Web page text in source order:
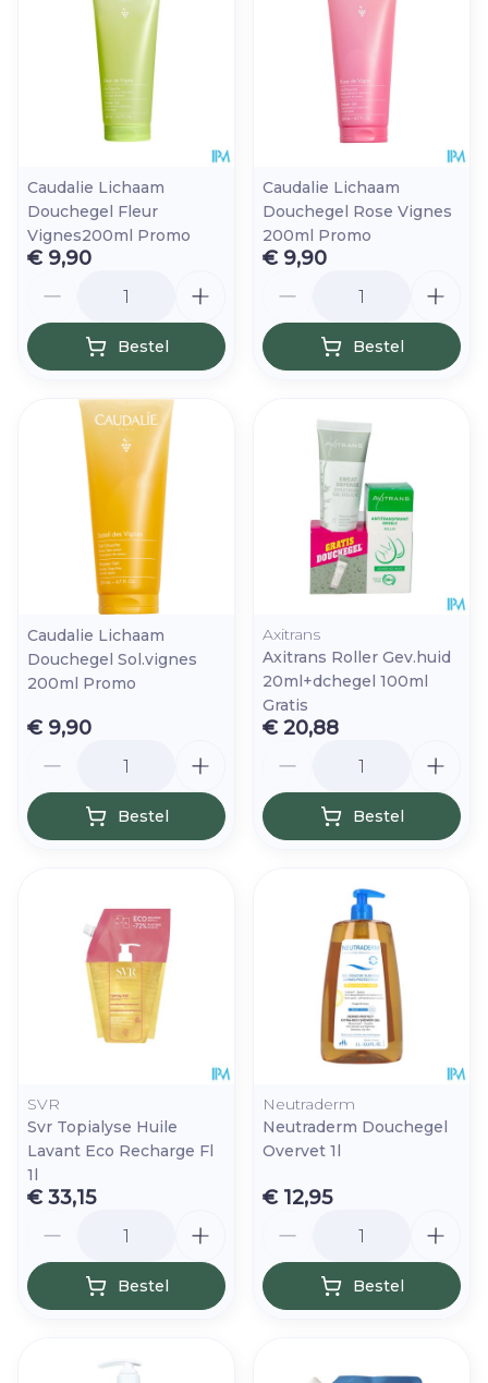
Caudalie Lichaam
Douchegel Fleur
Vignes200ml Promo
€ 9,90
Bestel
Caudalie Lichaam
Douchegel Rose Vignes
200ml Promo
€ 9,90
Bestel
Caudalie Lichaam
Douchegel Sol.vignes
200ml Promo
€ 9,90
Bestel
Axitrans
Axitrans Roller Gev.huid
20ml+dchegel 100ml
Gratis
€ 20,88
Bestel
SVR
Svr Topialyse Huile
Lavant Eco Recharge Fl
1l
€ 33,15
Bestel
Neutraderm
Neutraderm Douchegel
Overvet 1l
€ 12,95
Bestel